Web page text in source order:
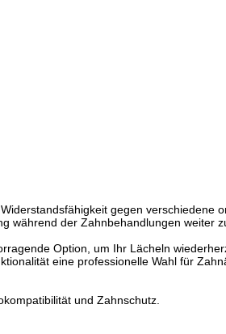
gegen verschiedene
während der Zahnbehandlungen weiter
Option, um Ihr Lächeln
eine professionelle Wahl für
und Zahnschutz.